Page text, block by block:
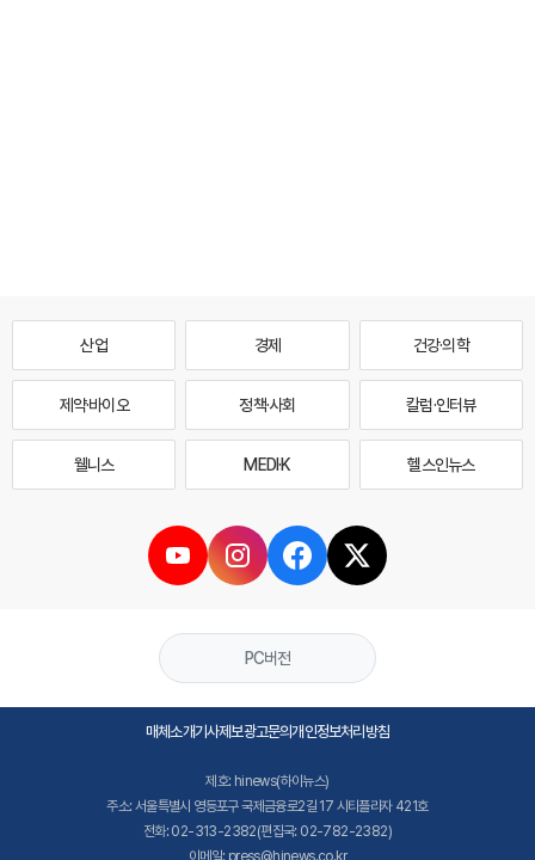
산업 경제 건강·의학
제약·바이오 정책·사회 칼럼·인터뷰
웰니스 MEDI·K 헬스인뉴스
PC버전
매체소개기사제보광고문의개인정보처리방침
제호: hinews(하이뉴스)
주소: 서울특별시 영등포구 국제금융로2길 17 시티플라자 421호
전화: 02-313-2382(편집국: 02-782-2382)
이메일: press@hinews.co.kr